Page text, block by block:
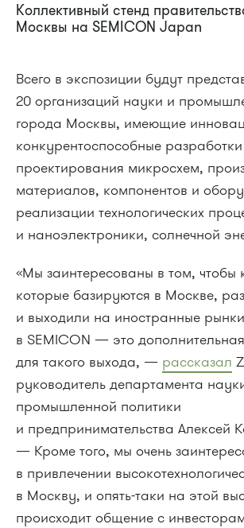
Коллективный стенд
Москвы на SEMICON Japan
Всего в экспозиции будут
20 организаций науки и
города Москвы, имеющие
конкурентоспособные
проектирования микросхем,
материалов, компонентов и
реализации технологических
и наноэлектроники, солнечной
«Мы заинтересованы в том, чтобы
которые базируются в Москве,
и выходили на иностранные
в SEMICON — это
для такого выхода, — рассказал
руководитель департамента
промышленной политики
и предпринимательства Алексей
— Кроме того, мы очень
в привлечении
в Москву, и опять-таки на этой
происходит общение с